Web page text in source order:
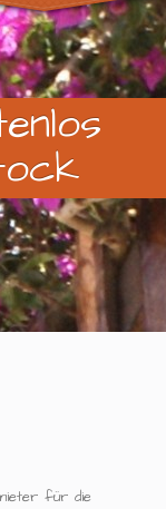
für die